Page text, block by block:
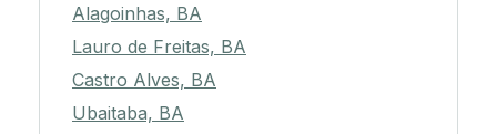
Alagoinhas, BA
Lauro de Freitas, BA
Castro Alves, BA
Ubaitaba, BA